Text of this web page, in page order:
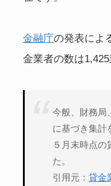
金融庁の発表によ
金業者の数は1,425
今般、財務局
に基づき集計
５月末時点の
た。
引用元： 貸金